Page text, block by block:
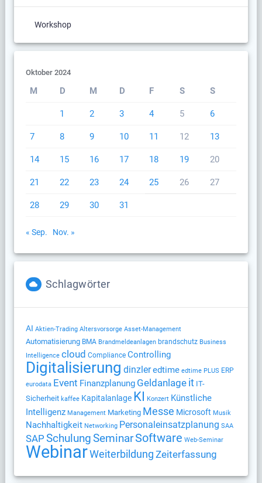
Workshop
Oktober 2024
M D M D F S S
1 2 3 4 5 6
7 8 9 10 11 12 13
14 15 16 17 18 19 20
21 22 23 24 25 26 27
28 29 30 31
« Sep. Nov. »
Schlagwörter
AI Aktien-Trading Altersvorsorge Asset-Management
Automatisierung BMA Brandmeldeanlagen brandschutz Business
Intelligence cloud Compliance Controlling
Digitalisierung dinzleredtime edtime PLUS ERP
eurodata Event Finanzplanung Geldanlage it IT-
Sicherheit kaffee Kapitalanlage KI Konzert Künstliche
Intelligenz Management Marketing Messe Microsoft Musik
Nachhaltigkeit Networking Personaleinsatzplanung SAA
SAP SchulungSeminarSoftware Web-Seminar
WebinarWeiterbildung Zeiterfassung